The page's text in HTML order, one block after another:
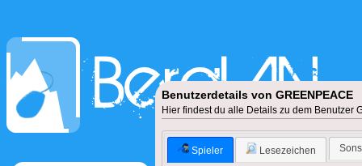
Benutzerdetails von GREENPEACE
Hier findest du alle Details zu dem Benutzer
Spieler Lesezeichen